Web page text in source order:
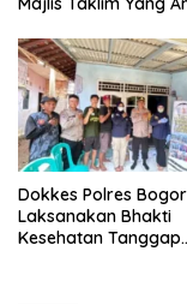
Perawatan
Dokkes Polres Bogor
Laksanakan Bhakti
Kesehatan Tanggap